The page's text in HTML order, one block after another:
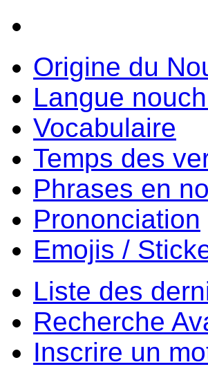
Origine du
Langue
Vocabulaire
Temps des
Phrases en
Prononciation
Emojis /
Liste des
Recherche
Inscrire un